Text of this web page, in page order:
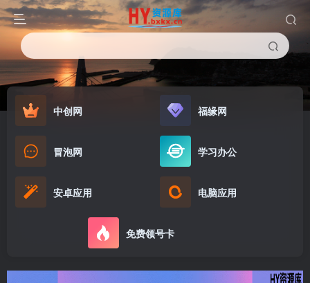
中创网 福缘网
冒泡网 学习办公
安卓应用 电脑应用
免费领号卡